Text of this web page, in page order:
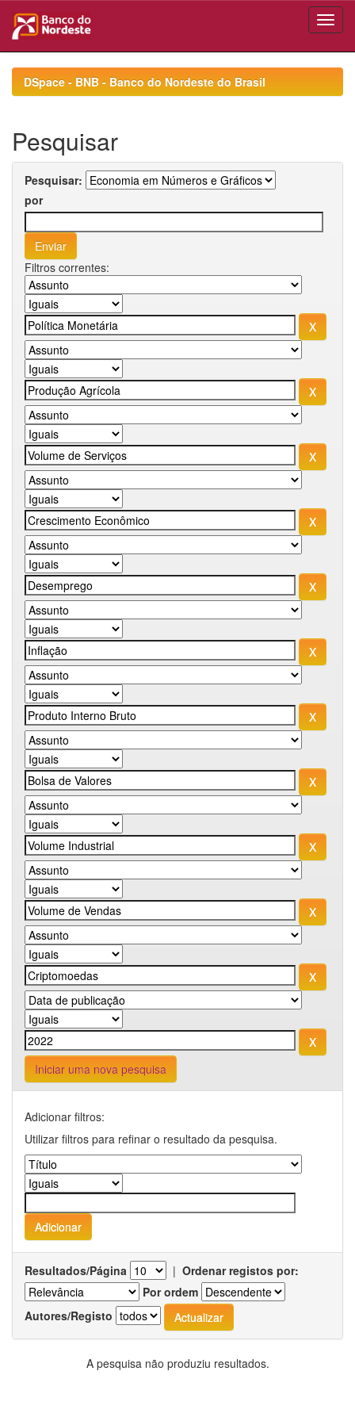
navigationDSpace - BNB - Banco do Nordeste do Brasil
Pesquisar
Pesquisar:
por
Filtros correntes:
Iniciar uma nova pesquisa
Adicionar filtros:
Utilizar filtros para refinar o resultado da pesquisa.
Resultados/Página | Ordenar registos por:
Por ordem
Autores/Registo
A pesquisa não produziu resultados.